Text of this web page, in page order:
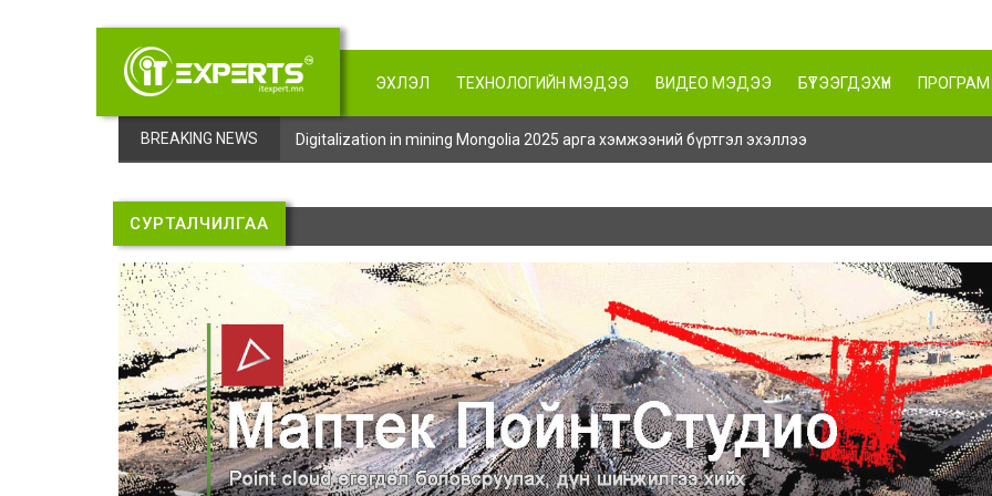
ЭХЛЭЛ ТЕХНОЛОГИЙН МЭДЭЭ ВИДЕО МЭДЭЭ БҮТЭЭГДЭХҮҮН ПРОГРАМ
BREAKING NEWS Digitalization in mining Mongolia 2025 арга хэмжээний бүртгэл эхэллээ
СУРТАЛЧИЛГАА